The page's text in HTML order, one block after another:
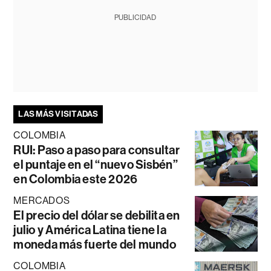
PUBLICIDAD
LAS MÁS VISITADAS
COLOMBIA
RUI: Paso a paso para consultar
el puntaje en el “nuevo Sisbén”
en Colombia este 2026
MERCADOS
El precio del dólar se debilita en
julio y América Latina tiene la
moneda más fuerte del mundo
COLOMBIA